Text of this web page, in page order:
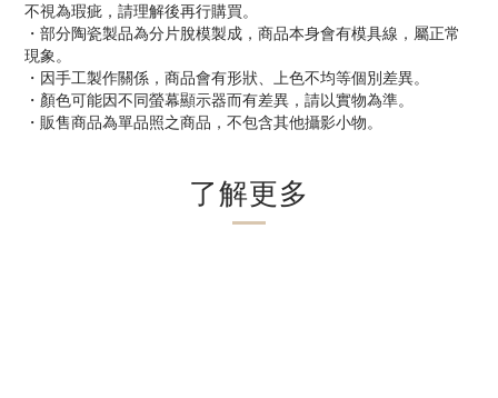
不視為瑕疵，請理解後再行購買。
・部分陶瓷製品為分片脫模製成，商品本身會有模具線，屬正常
現象。
・因手工製作關係，商品會有形狀、上色不均等個別差異。
・顏色可能因不同螢幕顯示器而有差異，請以實物為準。
・販售商品為單品照之商品，不包含其他攝影小物。
了解更多